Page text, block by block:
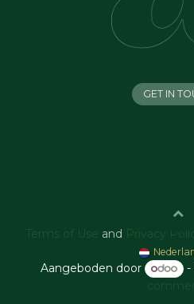
GET IN
Terms of Use and Privacy
Aangeboden door -